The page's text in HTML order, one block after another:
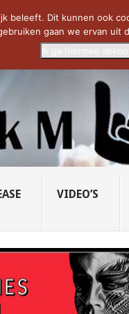
OF LIONS – U...
VIDEO’S
beleeft. Dit kunnen ook
gaan we ervan uit
Ik ga hiermee